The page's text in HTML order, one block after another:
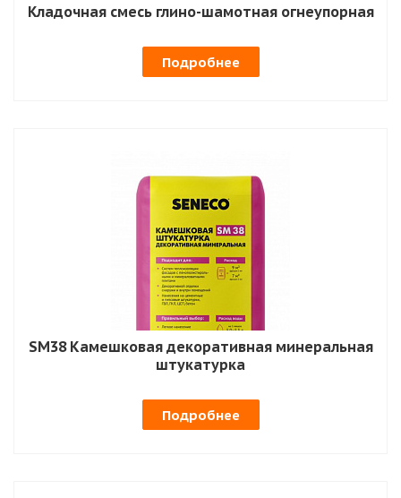
Кладочная смесь глино-шамотная огнеупорная
Подробнее
SM38 Камешковая декоративная минеральная
штукатурка
Подробнее